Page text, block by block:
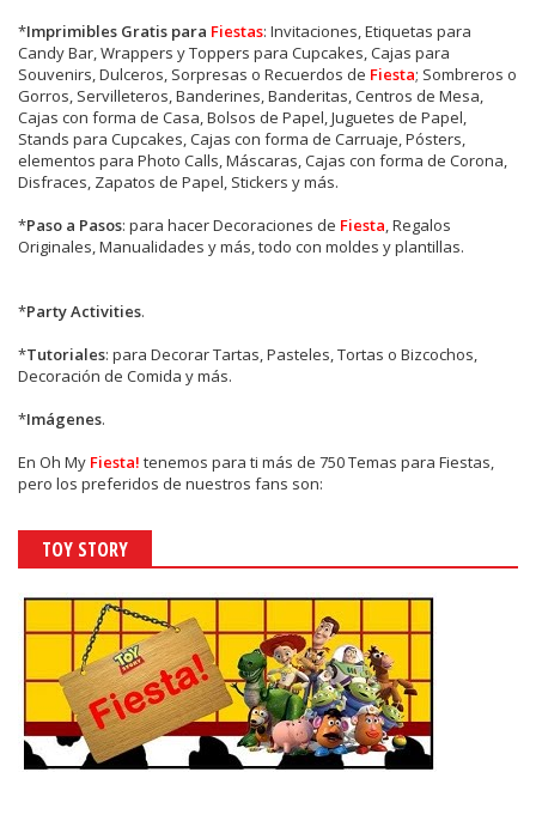
*Imprimibles Gratis para Fiestas: Invitaciones, Etiquetas para
Candy Bar, Wrappers y Toppers para Cupcakes, Cajas para
Souvenirs, Dulceros, Sorpresas o Recuerdos de Fiesta; Sombreros o
Gorros, Servilleteros, Banderines, Banderitas, Centros de Mesa,
Cajas con forma de Casa, Bolsos de Papel, Juguetes de Papel,
Stands para Cupcakes, Cajas con forma de Carruaje, Pósters,
elementos para Photo Calls, Máscaras, Cajas con forma de Corona,
Disfraces, Zapatos de Papel, Stickers y más.
*Paso a Pasos: para hacer Decoraciones de Fiesta , Regalos
Originales, Manualidades y más, todo con moldes y plantillas.
*Party Activities.
*Tutoriales: para Decorar Tartas, Pasteles, Tortas o Bizcochos,
Decoración de Comida y más.
*Imágenes.
En Oh My Fiesta! tenemos para ti más de 750 Temas para Fiestas,
pero los preferidos de nuestros fans son:
TOY STORY